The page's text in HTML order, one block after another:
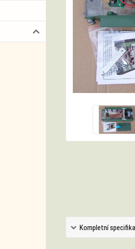
Kompletní